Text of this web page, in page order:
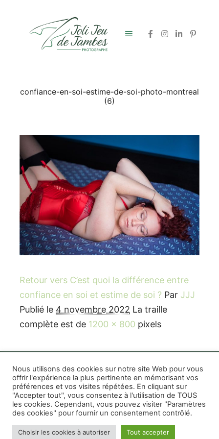
confiance-en-soi-estime-de-soi-photo-montreal
(6)
Retour vers C’est quoi la différence entre
confiance en soi et estime de soi ? Par JJJ
Publié le 4 novembre 2022 La traille
complète est de 1200 × 800 pixels
Rife WordPress Theme|Photographe boudoir et
photo thérapeutique Montréal Lille Avignon
Photographe mariage et famille Montréal|
Photographe commercial Montréal|Mentions
Nous utilisons des cookies sur notre site Web pour vous
offrir l'expérience la plus pertinente en mémorisant vos
préférences et vos visites répétées. En cliquant sur
"Accepter tout", vous consentez à l'utilisation de TOUS
les cookies. Cependant, vous pouvez visiter "Paramètres
des cookies" pour fournir un consentement contrôlé.
Choisir les cookies à autoriser Tout accepter